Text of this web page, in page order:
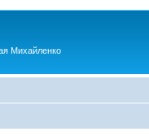
Михайленко